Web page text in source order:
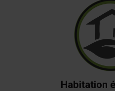
Habitation